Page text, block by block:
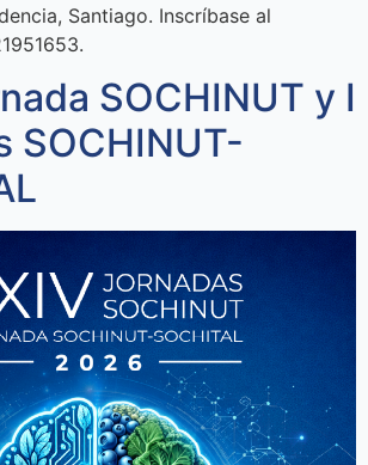
Santiago. Inscríbase al
SOCHINUT y I
SOCHINUT-